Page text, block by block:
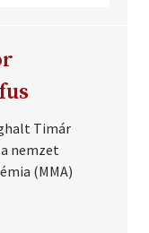
Timár
nemzet
(MMA)